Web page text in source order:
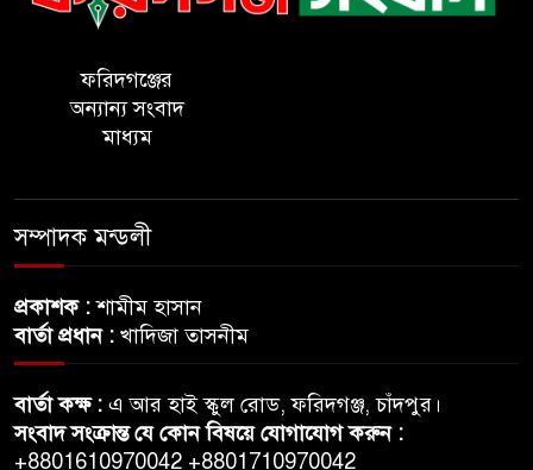
ফরিদগঞ্জে মাদ্রাসা সুপারের
নজিরবিহীন জালিয়াতি
ফরিদগঞ্জের
অন্যান্য সংবাদ
মাধ্যম
সম্পাদক মন্ডলী
প্রকাশক :শামীম হাসান
বার্তা প্রধান : খাদিজা তাসনীম
বার্তা কক্ষ : এ আর হাই স্কুল রোড, ফরিদগঞ্জ, চাঁদপুর।
সংবাদ সংক্রান্ত যে কোন বিষয়ে যোগাযোগ করুন :
+8801610970042 +8801710970042